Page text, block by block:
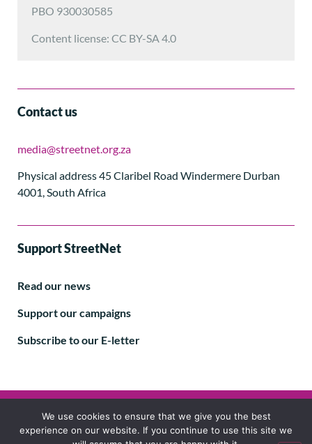
PBO 930030585
Content license: CC BY-SA 4.0
Contact us
media@streetnet.org.za
Physical address 45 Claribel Road Windermere Durban
4001, South Africa
Support StreetNet
Read our news
Support our campaigns
Subscribe to our E-letter
Follow us
We use cookies to ensure that we give you the best
experience on our website. If you continue to use this site we